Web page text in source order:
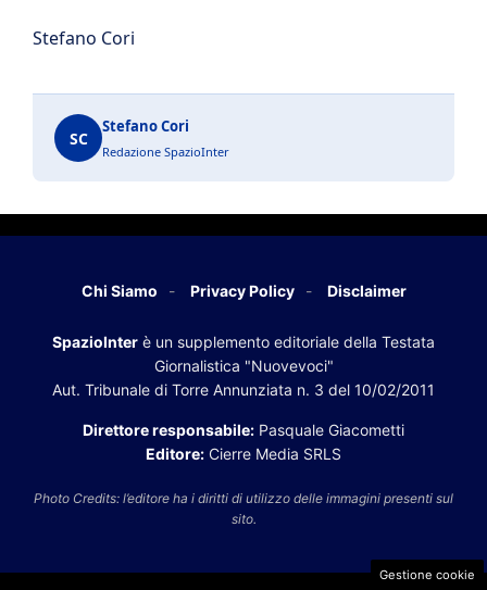
Stefano Cori
SC
Stefano Cori
Redazione SpazioInter
Chi Siamo Privacy Policy Disclaimer
SpazioInter è un supplemento editoriale della Testata
Giornalistica "Nuovevoci"
Aut. Tribunale di Torre Annunziata n. 3 del 10/02/2011
Direttore responsabile: Pasquale Giacometti
Editore: Cierre Media SRLS
Photo Credits: l’editore ha i diritti di utilizzo delle immagini presenti sul
sito.
Gestione cookie